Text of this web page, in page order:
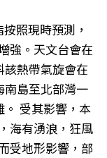
照現時預測，
強。天文台會在
熱帶氣旋會在
南島至北部灣一
受其影響，本
海有湧浪，狂風
受地形影響，部